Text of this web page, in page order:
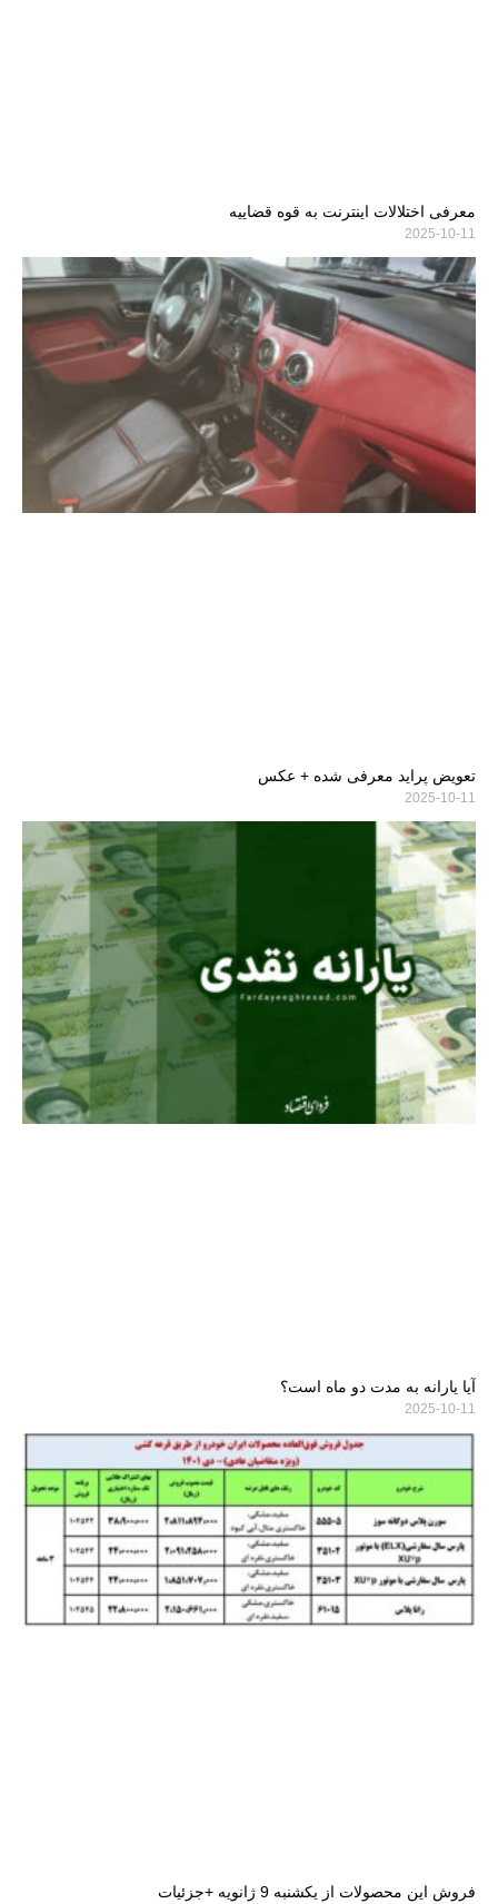
معرفی اختلالات اینترنت به قوه قضاییه
2025-10-11
تعویض پراید معرفی شده + عکس
2025-10-11
آیا یارانه به مدت دو ماه است؟
2025-10-11
فروش این محصولات از یکشنبه 9 ژانویه +جزئیات